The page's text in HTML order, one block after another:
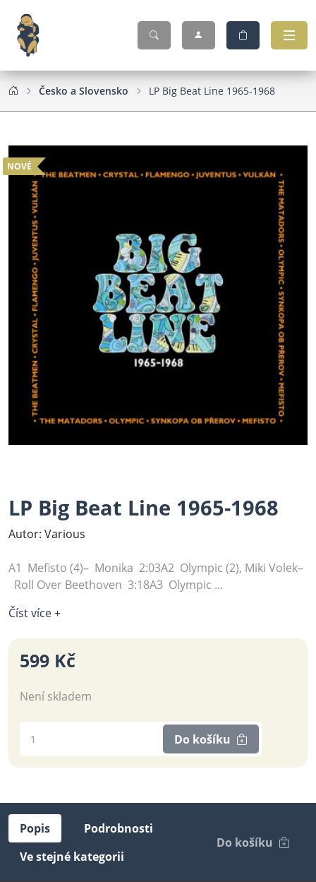
Česko a Slovensko LP Big Beat Line 1965-1968
NOVÉ
LP Big Beat Line 1965-1968
Autor: Various
A1 Mefisto (4)– Monika 2:03A2 Olympic (2), Miki Volek–
Roll Over Beethoven 3:18A3 Olympic ...
Číst více +
599 Kč
Není skladem
Do košíku
Popis
Podrobnosti
Ve stejné kategorii
Do košíku